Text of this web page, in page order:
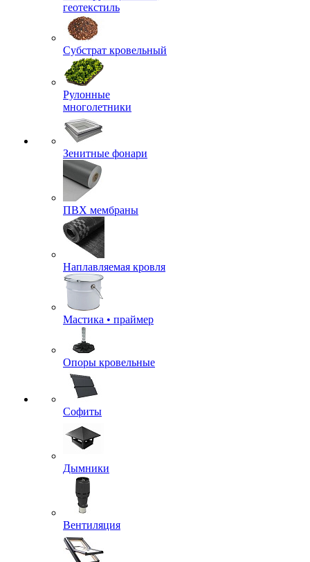
геотекстиль
Субстрат кровельный
Рулонные
многолетники
Зенитные фонари
ПВХ мембраны
Наплавляемая кровля
Мастика • праймер
Опоры кровельные
Софиты
Дымники
Вентиляция